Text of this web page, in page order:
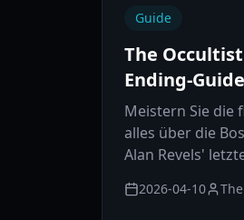
Guide
The
Ending-
Meistern Sie die
alles über die
Alan Revels'
2026-04-10